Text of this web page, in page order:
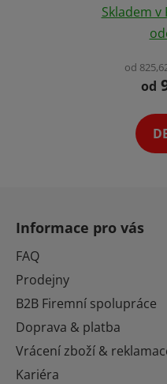
Skladem v
od
od
Informace pro vás
FAQ
Prodejny
B2B Firemní spolupráce
Doprava & platba
Vrácení zboží &
Kariéra